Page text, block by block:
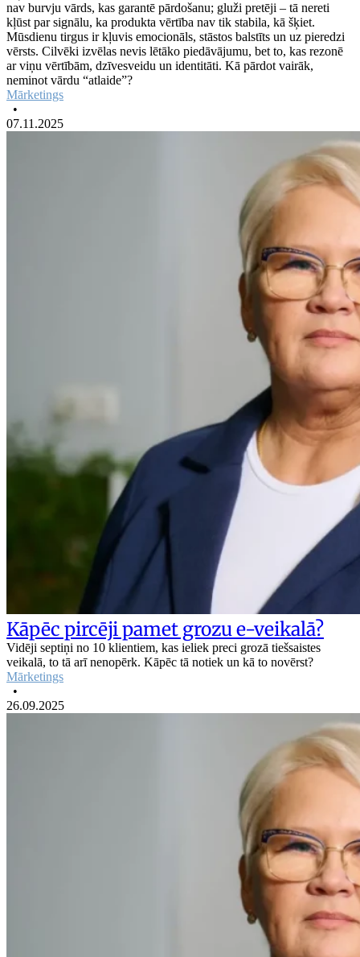
nav burvju vārds, kas garantē pārdošanu; gluži pretēji – tā nereti
kļūst par signālu, ka produkta vērtība nav tik stabila, kā šķiet.
Mūsdienu tirgus ir kļuvis emocionāls, stāstos balstīts un uz pieredzi
vērsts. Cilvēki izvēlas nevis lētāko piedāvājumu, bet to, kas rezonē
ar viņu vērtībām, dzīvesveidu un identitāti. Kā pārdot vairāk,
neminot vārdu “atlaide”?
Mārketings
•
07.11.2025
Kāpēc pircēji pamet grozu e-veikalā?
Vidēji septiņi no 10 klientiem, kas ieliek preci grozā tiešsaistes
veikalā, to tā arī nenopērk. Kāpēc tā notiek un kā to novērst?
Mārketings
•
26.09.2025